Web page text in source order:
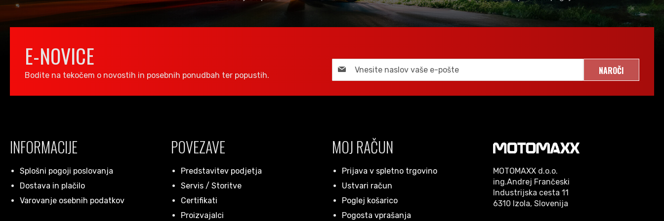
E-NOVICE
Bodite na tekočem o novostih in posebnih ponudbah ter popustih. NAROČI
INFORMACIJE
Splošni pogoji poslovanja
Dostava in plačilo
Varovanje osebnih podatkov
POVEZAVE
Predstavitev podjetja
Servis / Storitve
Certifikati
Proizvajalci
MOJ RAČUN
Prijava v spletno trgovino
Ustvari račun
Poglej košarico
Pogosta vprašanja
MOTOMAXX d.o.o.
ing.Andrej Frančeski
Industrijska cesta 11
6310 Izola, Slovenija